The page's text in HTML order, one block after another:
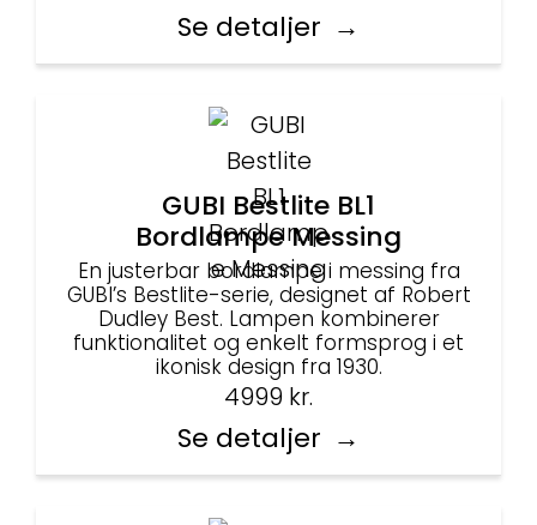
Se detaljer
GUBI Bestlite BL1
Bordlampe Messing
En justerbar bordlampe i messing fra
GUBI’s Bestlite-serie, designet af Robert
Dudley Best. Lampen kombinerer
funktionalitet og enkelt formsprog i et
ikonisk design fra 1930.
4999 kr.
Se detaljer